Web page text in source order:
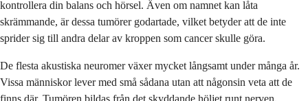
kontrollera din balans och hörsel. Även om namnet kan låta
skrämmande, är dessa tumörer godartade, vilket betyder att de inte
sprider sig till andra delar av kroppen som cancer skulle göra.
De flesta akustiska neuromer växer mycket långsamt under många år.
Vissa människor lever med små sådana utan att någonsin veta att de